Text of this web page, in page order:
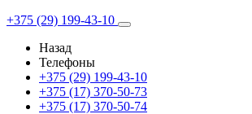
+375 (29) 199-43-10
Назад
Телефоны
+375 (29) 199-43-10
+375 (17) 370-50-73
+375 (17) 370-50-74